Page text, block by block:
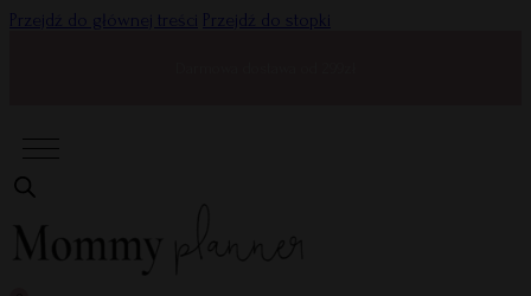
Przejdź do głównej treści Przejdź do stopki